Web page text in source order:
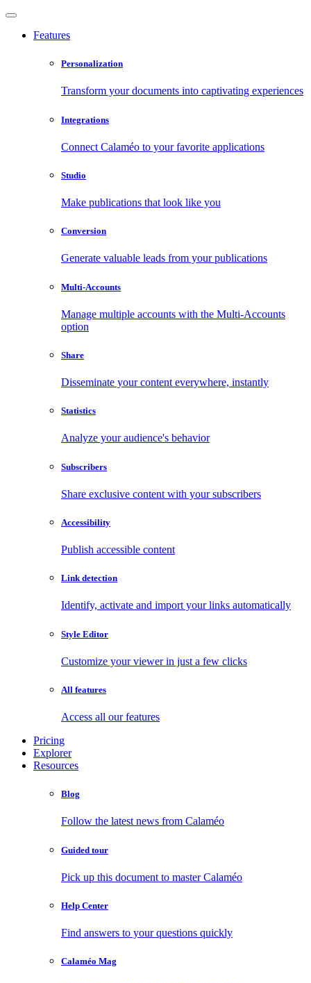
Features
Personalization
Transform your documents into captivating experiences
Integrations
Connect Calaméo to your favorite applications
Studio
Make publications that look like you
Conversion
Generate valuable leads from your publications
Multi-Accounts
Manage multiple accounts with the Multi-Accounts
option
Share
Disseminate your content everywhere, instantly
Statistics
Analyze your audience's behavior
Subscribers
Share exclusive content with your subscribers
Accessibility
Publish accessible content
Link detection
Identify, activate and import your links automatically
Style Editor
Customize your viewer in just a few clicks
All features
Access all our features
Pricing
Explorer
Resources
Blog
Follow the latest news from Calaméo
Guided tour
Pick up this document to master Calaméo
Help Center
Find answers to your questions quickly
Calaméo Mag